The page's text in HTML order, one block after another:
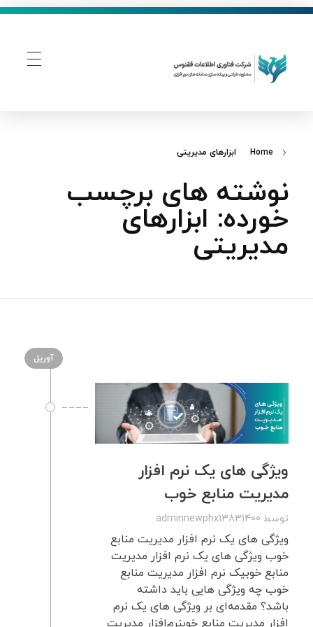
Home ابزارهای مدیریتی
نوشته های برچسب
خورده: ابزارهای
مدیریتی
آوریل
ویژگی های یک نرم افزار
مدیریت منابع خوب
توسط adminnewphx13831400
ویژگی های یک نرم افزار مدیریت منابع
خوب ویژگی های یک نرم افزار مدیریت
منابع خوبیک نرم افزار مدیریت منابع
خوب چه ویژگی هایی باید داشته
باشد؟ مقدمه‌ای بر ویژگی های یک نرم
افزار مدیریت منابع خوبنرم‌افزار مدیریت